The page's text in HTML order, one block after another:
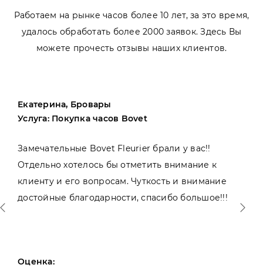
Работаем на рынке часов более 10 лет, за это время,
удалось обработать более 2000 заявок. Здесь Вы
можете прочесть отзывы наших клиентов.
Екатерина, Бровары
Услуга: Покупка часов Bovet
Замечательные Bovet Fleurier брали у вас!!
Отдельно хотелось бы отметить внимание к
клиенту и его вопросам. Чуткость и внимание
достойные благодарности, спасибо большое!!!
Оценка: